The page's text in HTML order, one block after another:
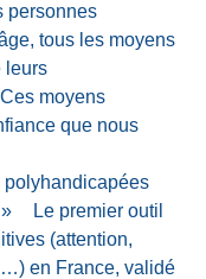
personnes
tous les moyens
leurs
moyens
que nous
Le premier outil
(attention,
en France, validé